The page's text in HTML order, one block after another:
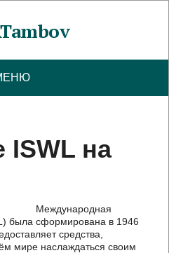
на
Международная
была сформирована в 1946
средства,
мире наслаждаться своим